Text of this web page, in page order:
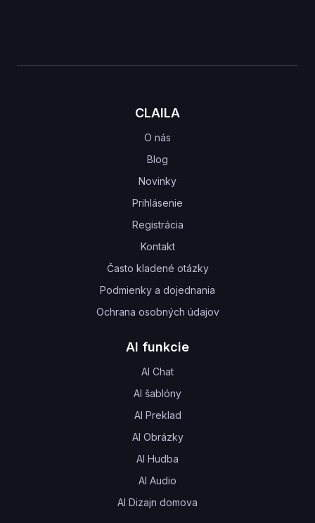
CLAILA
O nás
Blog
Novinky
Prihlásenie
Registrácia
Kontakt
Často kladené otázky
Podmienky a dojednania
Ochrana osobných údajov
AI funkcie
AI Chat
AI šablóny
AI Preklad
AI Obrázky
AI Hudba
AI Audio
AI Dizajn domova